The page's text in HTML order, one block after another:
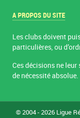
A PROPOS DU SITE
Les clubs doivent
particulières, ou
Ces décisions ne leur
de nécessité absolue.
© 2004 - 2026 Ligue